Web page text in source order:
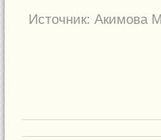
Источник: Акимова